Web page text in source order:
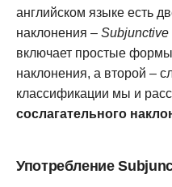
английском языке есть
наклонения – Subjunctive
включает простые формы
наклонения, а второй –
классификации мы и
сослагательного
Употребление